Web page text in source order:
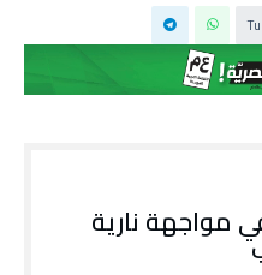
مواجهة نارية